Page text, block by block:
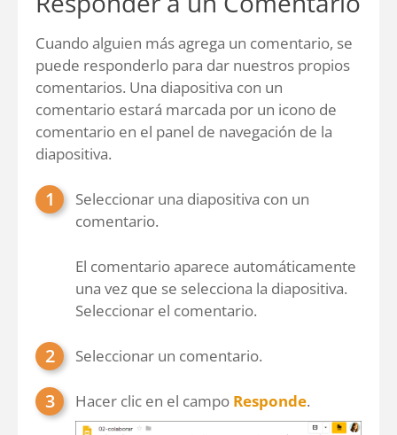
Cuando alguien más agrega un comentario, se
puede responderlo para dar nuestros propios
comentarios. Una diapositiva con un
comentario estará marcada por un icono de
comentario en el panel de navegación de la
diapositiva.
Seleccionar una diapositiva con un
comentario.
El comentario aparece automáticamente
una vez que se selecciona la diapositiva.
Seleccionar el comentario.
Seleccionar un comentario.
Hacer clic en el campo Responde.